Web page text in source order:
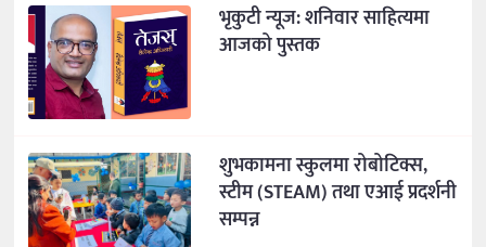
भृकुटी न्यूज: शनिवार साहित्यमा
आजको पुस्तक
शुभकामना स्कुलमा रोबोटिक्स,
स्टीम (STEAM) तथा एआई प्रदर्शनी
सम्पन्न